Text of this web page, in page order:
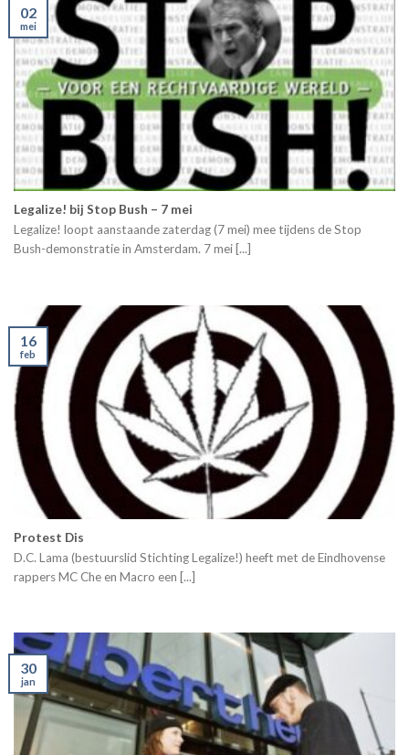
Legalize! bij Stop Bush – 7 mei
Legalize! loopt aanstaande zaterdag (7 mei) mee tijdens de Stop
Bush-demonstratie in Amsterdam. 7 mei [...]
02
mei
Protest Dis
D.C. Lama (bestuurslid Stichting Legalize!) heeft met de Eindhovense
rappers MC Che en Macro een [...]
16
feb
30
jan